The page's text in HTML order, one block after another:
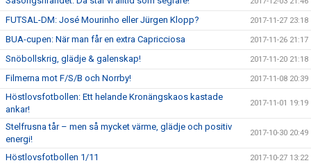
FUTSAL-DM: José Mourinho eller Jürgen Klopp? 2017-11-27 23:18
BUA-cupen: När man får en extra Capricciosa 2017-11-26 21:17
Snöbollskrig, glädje & galenskap! 2017-11-20 21:18
Filmerna mot F/S/B och Norrby! 2017-11-08 20:39
Höstlovsfotbollen: Ett helande Kronängskaos kastade
ankar!
2017-11-01 19:19
Stelfrusna tår – men så mycket värme, glädje och positiv
energi!
2017-10-30 20:49
Höstlovsfotbollen 1/11 2017-10-27 13:22